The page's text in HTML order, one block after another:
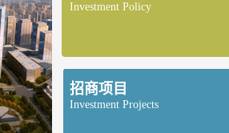
Investment Policy
招商项目
Investment Projects